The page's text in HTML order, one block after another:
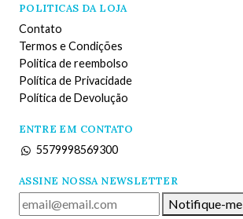
POLITICAS DA LOJA
Contato
Termos e Condições
Politica de reembolso
Política de Privacidade
Política de Devolução
ENTRE EM CONTATO
5579998569300
ASSINE NOSSA NEWSLETTER
Notifique-me